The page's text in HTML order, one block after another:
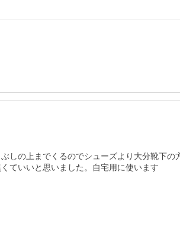
しの上までくるのでシューズより大分靴下
ていいと思いました。自宅用に使います